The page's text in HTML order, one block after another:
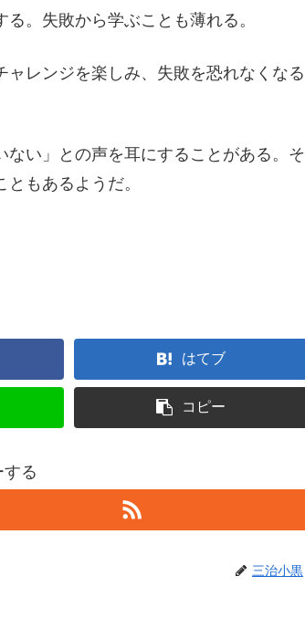
。失敗から学ぶことも薄れる。
レンジを楽しみ、失敗を恐れなくなる
い」との声を耳にすることがある。そ
もあるようだ。
はてブ
コピー
る
三治小黒